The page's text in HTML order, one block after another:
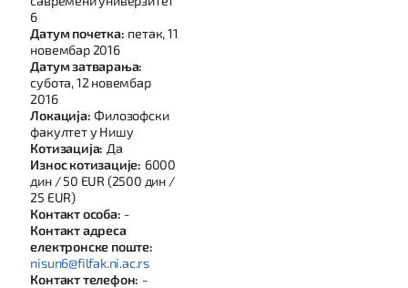
6
Датум почетка: петак, 11
новембар 2016
Датум затварања:
субота, 12 новембар
2016
Локација: Филозофски
факултет у Нишу
Котизација: Да
Износ котизације: 6000
дин / 50 EUR (2500 дин /
25 EUR)
Контакт особа: -
Контакт адреса
електронске поште:
nisun6@filfak.ni.ac.rs
Контакт телефон: -